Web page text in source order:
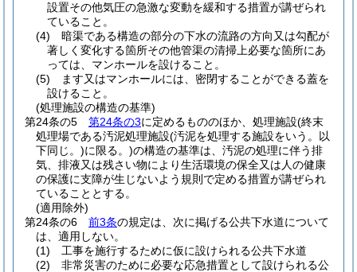
設置その他気圧の急激な変動を緩和する措置が講ぜられ
ていること。
(4)
暗渠である構造の部分の下水の流路の方向又は勾配が
著しく変化する箇所その他管渠の清掃上必要な箇所にあ
っては、マンホールを設けること。
(5)
ます又はマンホールには、密閉することができる蓋を
設けること。
(処理施設の構造の基準)
第24条の5
第24条の3に定めるもののほか、処理施設(終末
処理場である汚泥処理施設(汚泥を処理する施設をいう。以
下同じ。)に限る。)の構造の基準は、汚泥の処理に伴う排
気、排液又は残さい物により生活環境の保全又は人の健康
の保護に支障が生じないよう規則で定める措置が講ぜられ
ていることとする。
(適用除外)
第24条の6
前3条の規定は、次に掲げる公共下水道について
は、適用しない。
(1)
工事を施行するために仮に設けられる公共下水道
(2)
非常災害のために必要な応急措置として設けられる公